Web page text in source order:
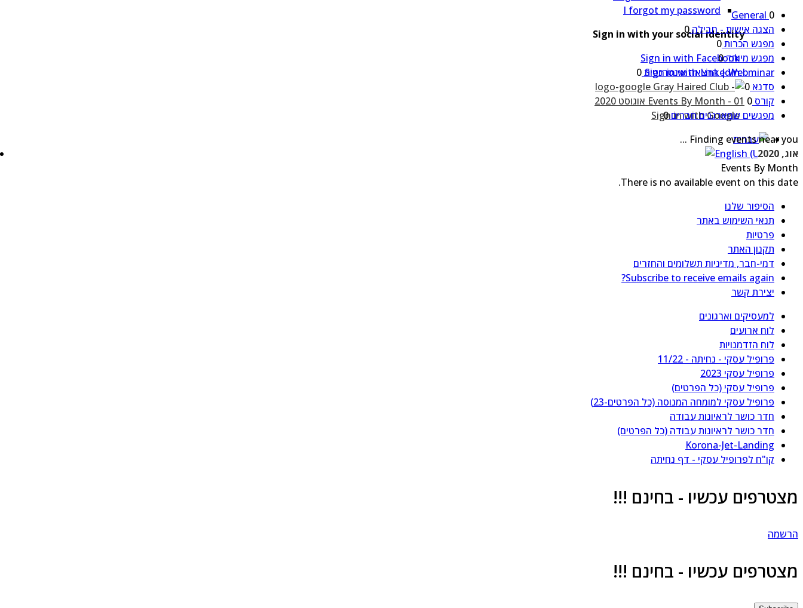
I forgot my password
Sign in with your social identity
Sign in with Facebook
Sign in with LinkedIn
Sign in with Google
General 0
הצגה אישית - חבילה0
מפגש הכרות0
מפגש מיוחד0
Webminar | הרצאה אינטרנטית
0
סדנא 0
קורס 0
מפגשים שמארגנים חברים0
Finding events near you ...
אוג, 2020
Events By Month
There is no available event on this date.
הסיפור שלנו
תנאי השימוש באתר
פרטיות
תקנון האתר
דמי-חבר, מדיניות תשלומים והחזרים
Subscribe to receive emails again?
יצירת קשר
למעסיקים וארגונים
לוח ארועים
לוח הזדמנויות
פרופיל עסקי - נחיתה - 11/22
פרופיל עסקי 2023
פרופיל עסקי (כל הפרטים)
פרופיל עסקי למומחה המנוסה (כל הפרטים-23)
חדר כושר לראיונות עבודה
חדר כושר לראיונות עבודה (כל הפרטים)
Korona-Jet-Landing
קו"ח לפרופיל עסקי - דף נחיתה
מצטרפים עכשיו - בחינם !!!
הרשמה
מצטרפים עכשיו - בחינם !!!